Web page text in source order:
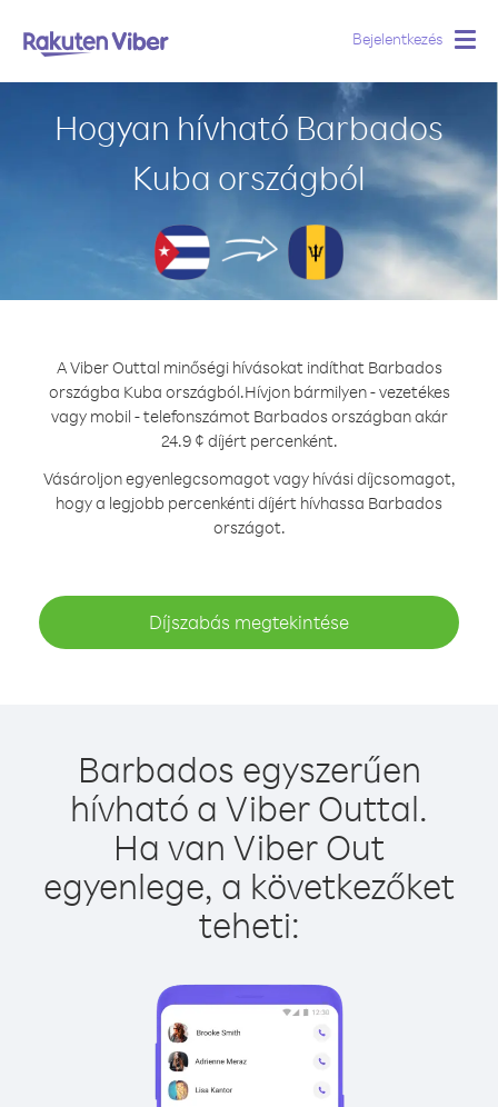
Bejelentkezés
Hogyan hívható Barbados
Kuba országból
A Viber Outtal minőségi hívásokat indíthat Barbados
országba Kuba országból.Hívjon bármilyen - vezetékes
vagy mobil - telefonszámot Barbados országban akár
24.9 ¢ díjért percenként.
Vásároljon egyenlegcsomagot vagy hívási díjcsomagot,
hogy a legjobb percenkénti díjért hívhassa Barbados
országot.
Díjszabás megtekintése
Barbados egyszerűen
hívható a Viber Outtal.
Ha van Viber Out
egyenlege, a következőket
teheti: